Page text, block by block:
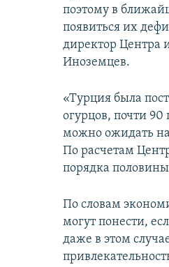
поэтому в
появиться их
директор Центра
Иноземцев.
«Турция была
огурцов, почти
можно ожидать на
По расчетам
порядка
По словам
могут понести,
даже в этом